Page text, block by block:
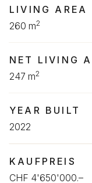
LIVING AREA
260 m2
NET LIVING
247 m2
YEAR BUILT
2022
KAUFPREIS
CHF 4'650'000.–